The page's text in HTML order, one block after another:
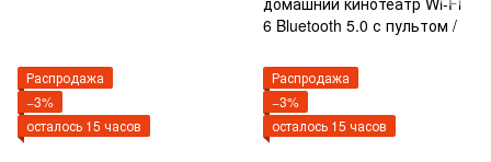
Распродажа
−3%
осталось 15 часов
Распродажа
−3%
осталось 15 часов